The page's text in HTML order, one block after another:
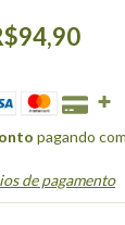
pagando
de pagamento